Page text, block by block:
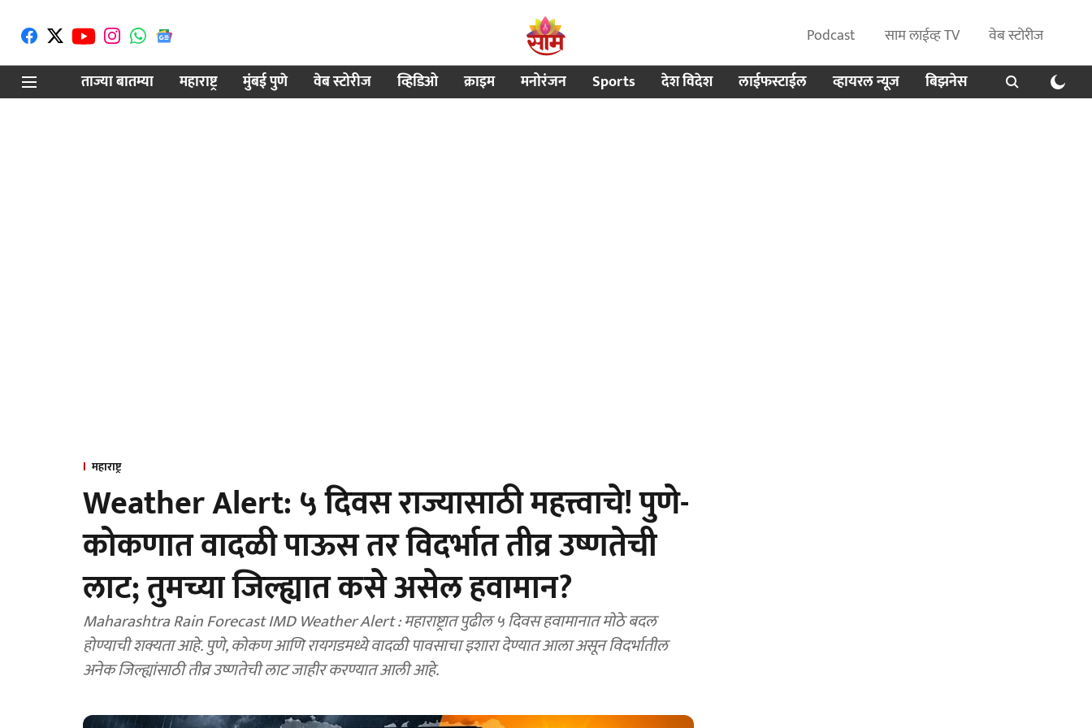
Podcast साम लाईव्ह TV
वेब स्टोरीज
ताज्या बातम्या
महाराष्ट्र मुंबई पुणे वेब स्टोरीज व्हिडिओ क्राइम मनोरंजन Sports देश विदेश लाईफस्टाईल व्हायरल न्यूज बिझनेस
महाराष्ट्र
Weather Alert: ५ दिवस राज्यासाठी महत्त्वाचे! पुणे-
कोकणात वादळी पाऊस तर विदर्भात तीव्र उष्णतेची
लाट; तुमच्या जिल्ह्यात कसे असेल हवामान?
Maharashtra Rain Forecast IMD Weather Alert : महाराष्ट्रात पुढील ५ दिवस हवामानात मोठे बदल
होण्याची शक्यता आहे. पुणे, कोकण आणि रायगडमध्ये वादळी पावसाचा इशारा देण्यात आला असून विदर्भातील
अनेक जिल्ह्यांसाठी तीव्र उष्णतेची लाट जाहीर करण्यात आली आहे.